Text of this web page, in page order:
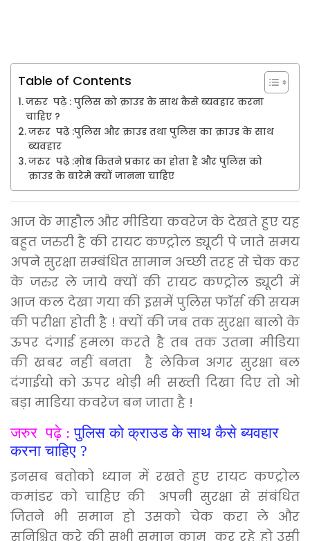
Table of Contents
जरुर पढ़े : पुलिस को क्राउड के साथ कैसे ब्यवहार करना
चाहिए ?
जरुर पढ़े :पुलिस और क्राउड तथा पुलिस का क्राउड के साथ
ब्यवहार
जरुर पढ़े :म़ोब कितने प्रकार का होता है और पुलिस को
क्राउड के बारेमे क्यों जानना चाहिए
आज के माहौल और मीडिया कवरेज के देखते हुए यह
बहुत जरुरी है की रायट कण्ट्रोल ड्यूटी पे जाते समय
अपने सुरक्षा सम्बंधित सामान अच्छी तरह से चेक कर
के जरुर ले जाये क्यों की रायटकण्ट्रोल ड्यूटी में
आज कल देखा गया की इसमें पुलिस फाॅर्स की सयम
की परीक्षा होती है ! क्यों की जब तक सुरक्षा बालो के
ऊपर दंगाई हमला करते है तब तक उतना मीडिया
की खबर नहीं बनता है लेकिन अगर सुरक्षा बल
दंगाईयो को ऊपर थोड़ी भी सख्ती दिखा दिए तो ओ
बड़ा माडिया कवरेज बन जाता है !
जरुर पढ़े :पुलिस को क्राउड के साथ कैसे ब्यवहार
करना चाहिए ?
इनसब बतोको ध्यान में रखते हुए रायट कण्ट्रोल
कमांडर को चाहिए की अपनी सुरक्षा से संबंधित
जितने भी समान हो उसको चेक करा ले और
सुनिश्चित करे की सभी समान काम कर रहे हो उसी